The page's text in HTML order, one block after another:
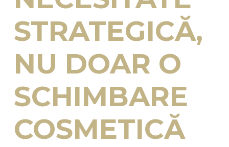
STRATEGICĂ,
NU DOAR O
SCHIMBARE
COSMETICĂ